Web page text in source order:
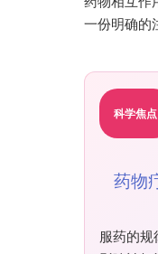
一份明确的
科学焦点
药物
服药的